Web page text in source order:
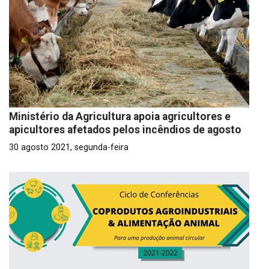
Ministério da Agricultura apoia agricultores e
apicultores afetados pelos incêndios de agosto
30 agosto 2021, segunda-feira